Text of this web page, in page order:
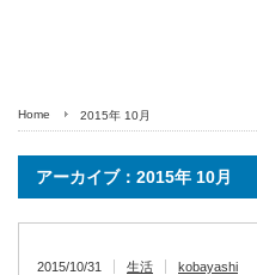
Home 2015年 10月
アーカイブ：2015年 10月
2015/10/31 生活 kobayashi